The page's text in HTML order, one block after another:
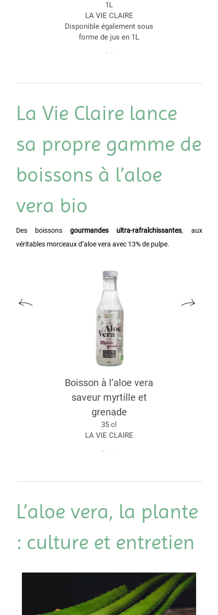
1L
LA VIE CLAIRE
Disponible également sous
forme de jus en 1L
La Vie Claire lance
sa propre gamme de
boissons à l’aloe
vera bio
Des boissons gourmandes ultra-rafraîchissantes, aux
véritables morceaux d’aloe vera avec 13% de pulpe.
Boisson à l’aloe vera
saveur myrtille et
grenade
35 cl
LA VIE CLAIRE
L’aloe vera, la plante
: culture et entretien